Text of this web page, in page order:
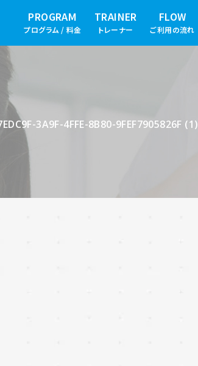
PROGRAM
プログラム / 料金
TRAINER
トレーナー
FLOW
ご利用の流れ
3A9F-4FFE-8B80-9FEF7905826F (1)